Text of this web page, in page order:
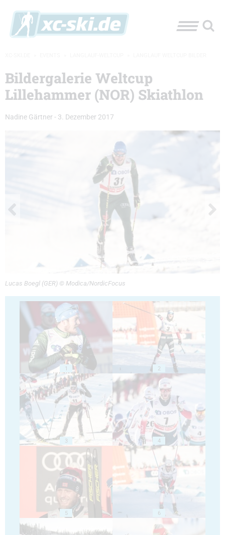
Bildergalerie Weltcup
Lillehammer (NOR) Skiathlon
Nadine Gärtner - 3. Dezember 2017
Lucas Boegl (GER) © Modica/NordicFocus
1 2
3 4
5 6